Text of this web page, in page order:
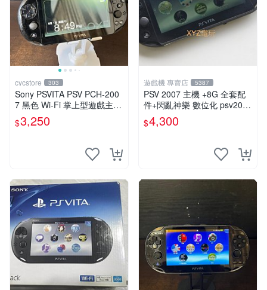
cycstore 303
Sony PSVITA PSV PCH-200
7 黑色 Wi-Fi 掌上型遊戲主機
輕薄版 OLED後繼機 收藏熱
門
$3,250
遊戲機 專賣店 5387
PSV 2007 主機 +8G 全套配
件+閃亂神樂 數位化 psv2007
主機
$4,300